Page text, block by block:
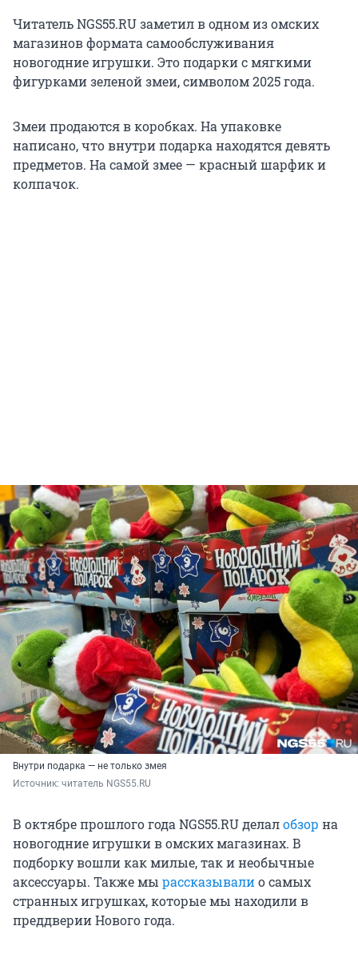
Читатель NGS55.RU заметил в одном из омских
магазинов формата самообслуживания
новогодние игрушки. Это подарки с мягкими
фигурками зеленой змеи, символом 2025 года.
Змеи продаются в коробках. На упаковке
написано, что внутри подарка находятся девять
предметов. На самой змее — красный шарфик и
колпачок.
Внутри подарка — не только змея
Источник: читатель NGS55.RU
В октябре прошлого года NGS55.RU делалобзор на
новогодние игрушки в омских магазинах. В
подборку вошли как милые, так и необычные
аксессуары. Также мы рассказывалио самых
странных игрушках, которые мы находили в
преддверии Нового года.